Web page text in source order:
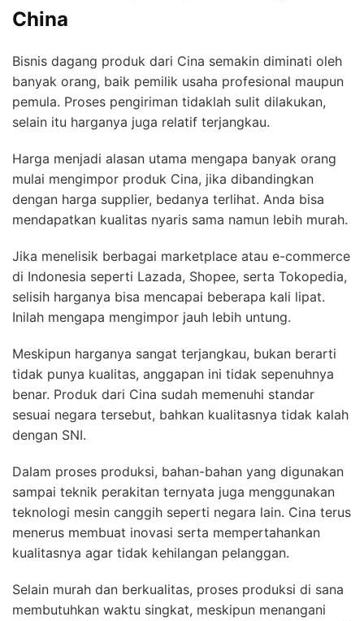
China
Bisnis dagang produk dari Cina semakin diminati oleh
banyak orang, baik pemilik usaha profesional maupun
pemula. Proses pengiriman tidaklah sulit dilakukan,
selain itu harganya juga relatif terjangkau.
Harga menjadi alasan utama mengapa banyak orang
mulai mengimpor produk Cina, jika dibandingkan
dengan harga supplier, bedanya terlihat. Anda bisa
mendapatkan kualitas nyaris sama namun lebih murah.
Jika menelisik berbagai marketplace atau e-commerce
di Indonesia seperti Lazada, Shopee, serta Tokopedia,
selisih harganya bisa mencapai beberapa kali lipat.
Inilah mengapa mengimpor jauh lebih untung.
Meskipun harganya sangat terjangkau, bukan berarti
tidak punya kualitas, anggapan ini tidak sepenuhnya
benar. Produk dari Cina sudah memenuhi standar
sesuai negara tersebut, bahkan kualitasnya tidak kalah
dengan SNI.
Dalam proses produksi, bahan-bahan yang digunakan
sampai teknik perakitan ternyata juga menggunakan
teknologi mesin canggih seperti negara lain. Cina terus
menerus membuat inovasi serta mempertahankan
kualitasnya agar tidak kehilangan pelanggan.
Selain murah dan berkualitas, proses produksi di sana
membutuhkan waktu singkat, meskipun menangani